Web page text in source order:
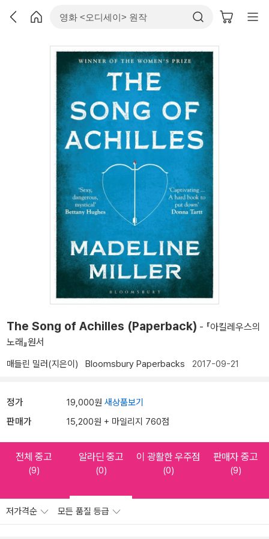
The Song of Achilles (Paperback) - 『아킬레우스의
노래』원서
매들린 밀러(지은이) Bloomsbury Paperbacks 2017-09-21
정가 19,000원 새상품보기
판매가 15,200원 + 마일리지 760점
전체 중고
(9)
알라딘 중고
(0)
이 광활한 우주점
(0)
판매자 중고
(9)
저가격순 모든 품질 등급